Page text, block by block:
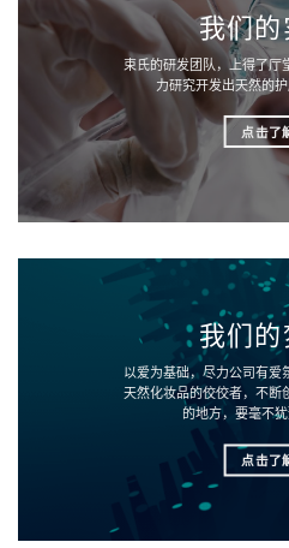
我们
束氏的研发团队，上得了厅
力研究开发出天然的
点击了
我们的
以爱为基础，尽力公司有爱
天然化妆品的佼佼者，不断
的地方，要毫不
点击了